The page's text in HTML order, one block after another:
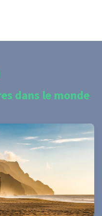
dans le monde